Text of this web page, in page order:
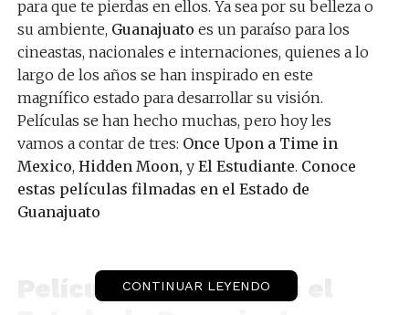
para que te pierdas en ellos. Ya sea por su belleza o
su ambiente, Guanajuato es un paraíso para los
cineastas, nacionales e internaciones, quienes a lo
largo de los años se han inspirado en este
magnífico estado para desarrollar su visión.
Películas se han hecho muchas, pero hoy les
vamos a contar de tres: Once Upon a Time in
Mexico, Hidden Moon, y El Estudiante. Conoce
estas películas filmadas en el Estado de
Guanajuato
Películas filmadas en el
CONTINUAR LEYENDO